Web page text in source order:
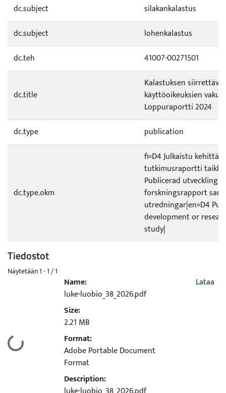
dc.subject
silakankalastus
dc.subject
lohenkalastus
dc.teh
41007-00271501
dc.title
Kalastuksen
käyttöoikeuksien
Loppuraportti 2024
dc.type
publication
dc.type.okm
fi=D4 Julkaistu
tutkimusraportti taikka
Publicerad
forskningsrapport samt
utredningar|en=D4
development or
study|
Tiedostot
Näytetään1 - 1 / 1
Ladataan...
Name:
luke-luobio_38_2026.pdf
Size:
2.21 MB
Format:
Adobe Portable Document
Format
Description:
Lataa